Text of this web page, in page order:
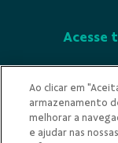
Acesse
Indícios
Ao clicar em
armazenamento
melhorar a
e ajudar nas